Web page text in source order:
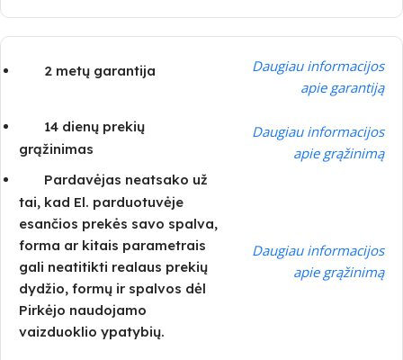
2 metų garantija
Daugiau informacijos
apie garantiją
14 dienų prekių
grąžinimas
Daugiau informacijos
apie grąžinimą
Pardavėjas neatsako už
tai, kad El. parduotuvėje
esančios prekės savo spalva,
forma ar kitais parametrais
gali neatitikti realaus prekių
dydžio, formų ir spalvos dėl
Pirkėjo naudojamo
vaizduoklio ypatybių.
Daugiau informacijos
apie grąžinimą